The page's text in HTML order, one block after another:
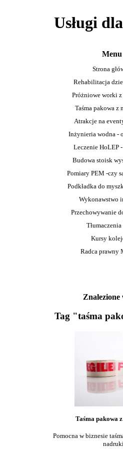
Usługi
Menu
Strona
Rehabilitacja
Próżniowe worki
Taśma pakowa z
Atrakcje na
Inżynieria wodna -
Leczenie HoLEP
Budowa stoisk
Pomiary PEM -czy
Podkładka do
Wykonawstwo
Przechowywanie
Tłumaczenia
Kursy
Radca prawny
Znalezione
Tag "taśma
Taśma pakowa
Pomocna w biznesie